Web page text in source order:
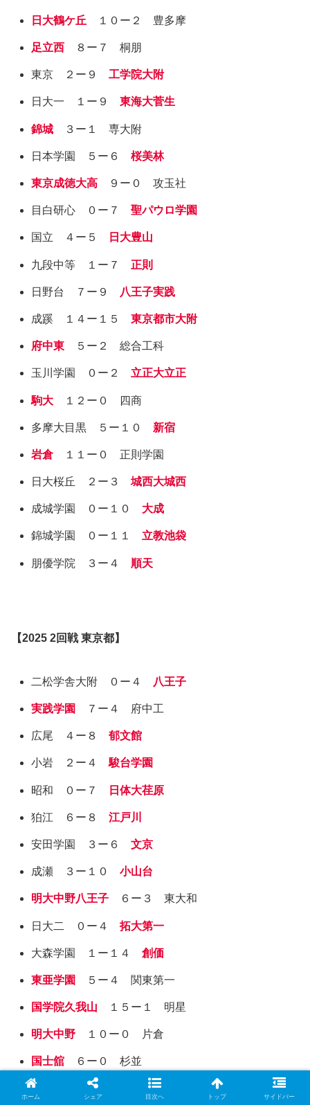
日大鶴ケ丘 １０ー２ 豊多摩
足立西 ８ー７ 桐朋
東京 ２ー９工学院大附
日大一 １ー９東海大菅生
錦城 ３ー１ 専大附
日本学園 ５ー６桜美林
東京成徳大高 ９ー０ 攻玉社
目白研心 ０ー７聖パウロ学園
国立 ４ー５ 日大豊山
九段中等 １ー７ 正則
日野台 ７ー９ 八王子実践
成蹊 １４ー１５東京都市大附
府中東 ５ー２ 総合工科
玉川学園 ０ー２ 立正大立正
駒大 １２ー０ 四商
多摩大目黒 ５ー１０ 新宿
岩倉１１ー０ 正則学園
日大桜丘 ２ー３城西大城西
成城学園 ０ー１０ 大成
錦城学園 ０ー１１立教池袋
朋優学院 ３ー４ 順天
【2025 2回戦東京都】
二松学舎大附 ０ー４ 八王子
実践学園 ７ー４ 府中工
広尾 ４ー８郁文館
小岩 ２ー４駿台学園
昭和 ０ー７ 日体大荏原
狛江 ６ー８江戸川
安田学園 ３ー６文京
成瀬 ３ー１０小山台
明大中野八王子 ６ー３ 東大和
日大二 ０ー４拓大第一
大森学園 １ー１４創価
東亜学園 ５ー４ 関東第一
国学院久我山 １５ー１ 明星
明大中野 １０ー０ 片倉
国士舘 ６ー０ 杉並
法政 ８ー７ 淑徳
ホーム シェア 目次へ トップ サイドバー